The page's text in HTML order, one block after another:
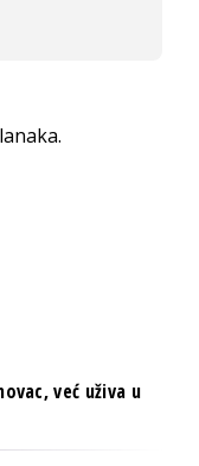
već uživa u